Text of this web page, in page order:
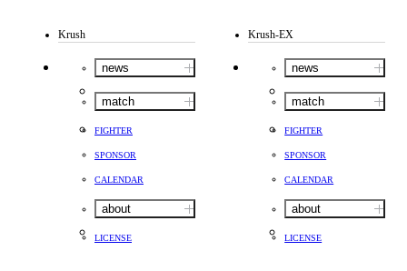
Krush
news
match
FIGHTER
SPONSOR
CALENDAR
about
LICENSE
Krush-EX
news
match
FIGHTER
SPONSOR
CALENDAR
about
LICENSE